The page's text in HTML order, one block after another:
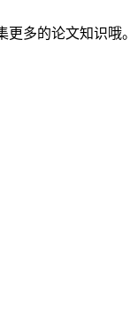
多的论文知识哦。